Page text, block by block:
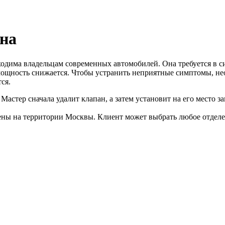
владельцам современных автомобилей. Она требуется в
снижается. Чтобы устранить неприятные симптомы,
сначала удалит клапан, а затем установит на его место
на территории Москвы. Клиент может выбрать любое